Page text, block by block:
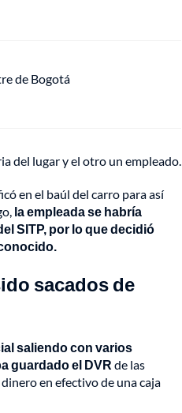
de Bogotá
del lugar y el otro un empleado.
en el baúl del carro para así
la empleada se habría
SITP, por lo que decidió
sacados de
saliendo con varios
guardado el DVR de las
en efectivo de una caja